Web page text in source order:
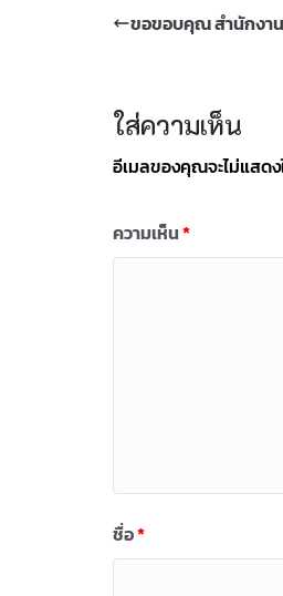
ขอขอบคุณ สำนักงา
ใส่ความเห็น
อีเมลของคุณจะไม่แสด
ความเห็น*
ชื่อ*